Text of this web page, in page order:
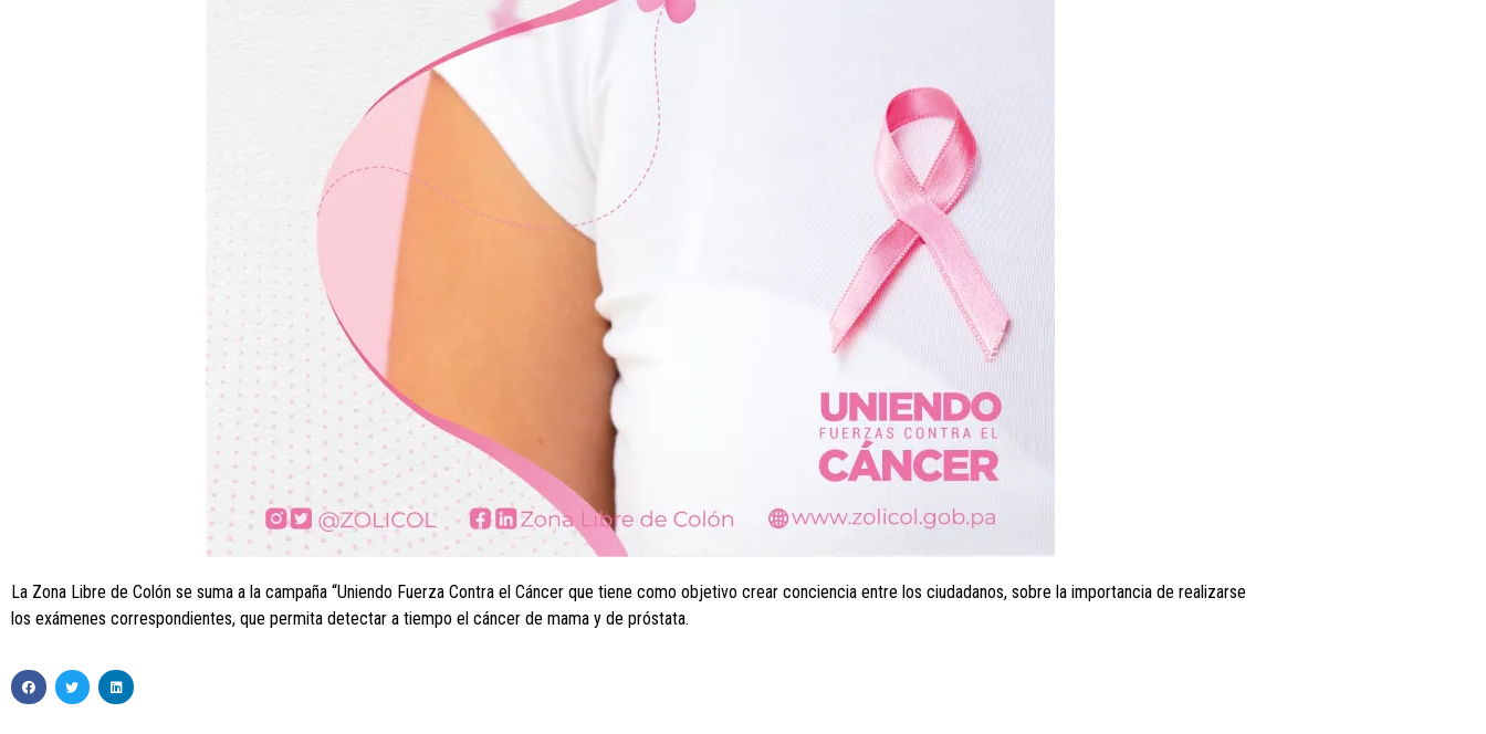
La Zona Libre de Colón se suma a la campaña “Uniendo Fuerza Contra el Cáncer que tiene como objetivo crear conciencia entre los ciudadanos, sobre la importancia de realizarse
los exámenes correspondientes, que permita detectar a tiempo el cáncer de mama y de próstata.